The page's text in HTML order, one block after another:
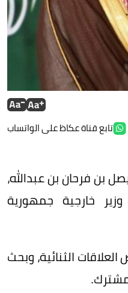
تابع قناة عكاظ على الواتساب
بن فرحان بن عبدالله،
وزير خارجية جمهورية
الثنائية، وبحث